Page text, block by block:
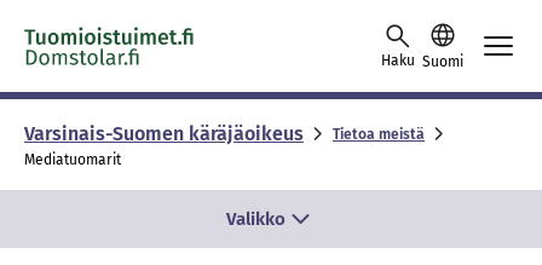
Skip to content -saavutettavuusohje
Haku Suomi
Varsinais-Suomen käräjäoikeus
Tietoa meistä
Mediatuomarit
Valikko